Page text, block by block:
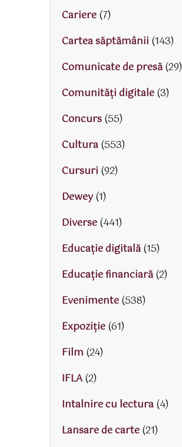
Cariere(7)
Cartea săptămânii (143)
Comunicate de presă(29)
Comunități digitale(3)
Concurs(55)
Cultura(553)
Cursuri (92)
Dewey(1)
Diverse(441)
Educaţie digitală(15)
Educaţie financiară(2)
Evenimente(538)
Expoziție(61)
Film (24)
IFLA(2)
Intalnire cu lectura(4)
Lansare de carte(21)